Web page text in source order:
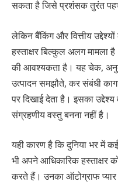
सकता है जिसे प्रशंसक तुरंत
लेकिन बैंकिंग और वित्तीय
हस्ताक्षर बिल्कुल अलग मामला
की आवश्यकता है। यह चेक,
उत्पादन समझौते, कर संबंधी
पर दिखाई देता है। इसका
संग्रहणीय वस्तु बनना नहीं है।
यही कारण है कि दुनिया भर में
भी अपने आधिकारिक हस्ताक्षर
करते हैं। उनका ऑटोग्राफ